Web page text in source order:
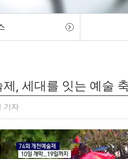
제, 세대를 잇는 예술
기자